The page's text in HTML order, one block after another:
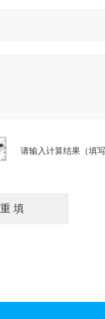
请输入计算结果（填